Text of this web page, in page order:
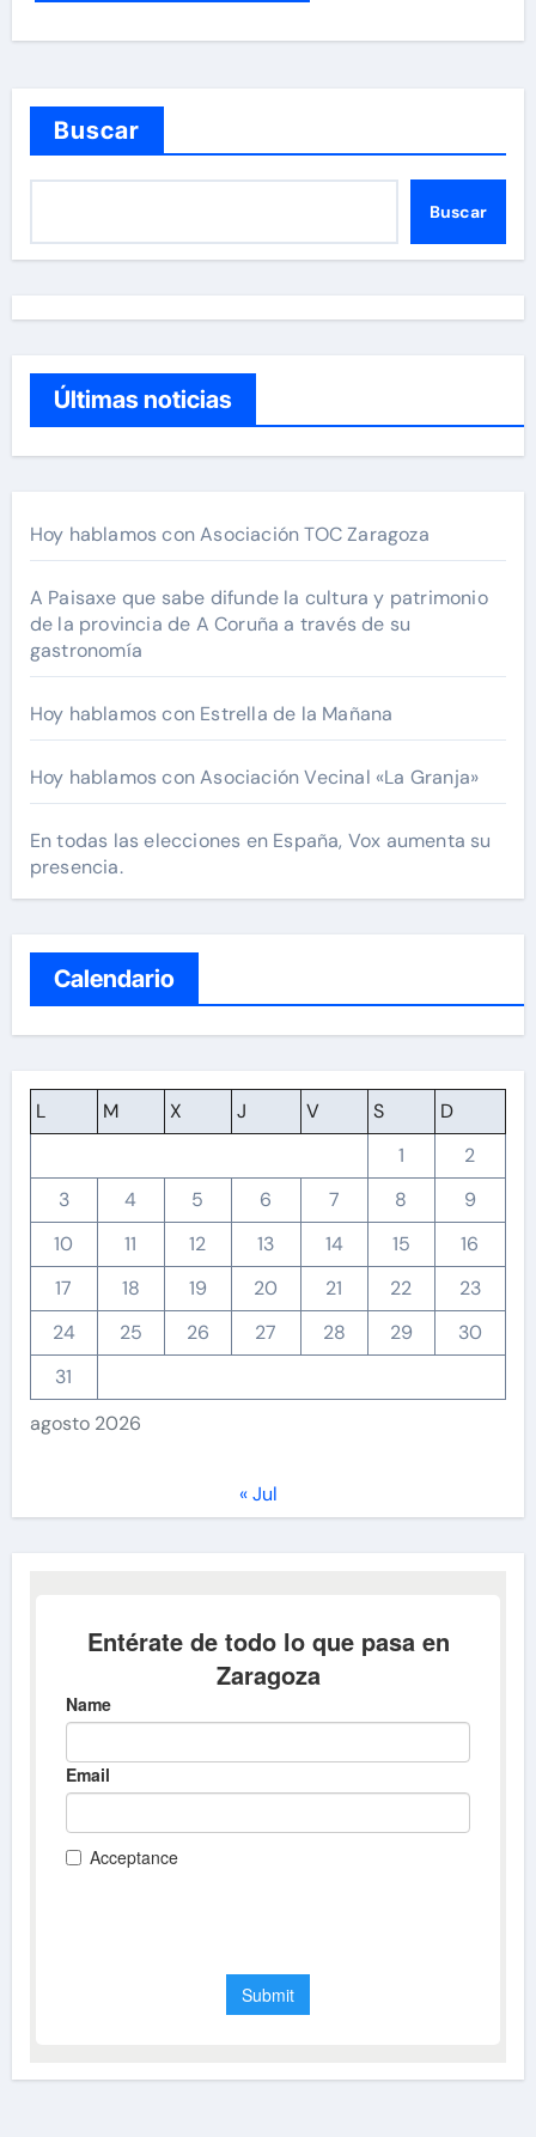
Buscar
Buscar
Últimas noticias
Hoy hablamos con Asociación TOC Zaragoza
A Paisaxe que sabe difunde la cultura y patrimonio
de la provincia de A Coruña a través de su
gastronomía
Hoy hablamos con Estrella de la Mañana
Hoy hablamos con Asociación Vecinal «La Granja»
En todas las elecciones en España, Vox aumenta su
presencia.
Calendario
agosto 2026
L M X J V S
D
1
2
3
4 5 6 7 8
9
10
11 12 13 14 15
16
17
18 19 20 21 22
23
24
25 26 27 28 29
30
31
« Jul